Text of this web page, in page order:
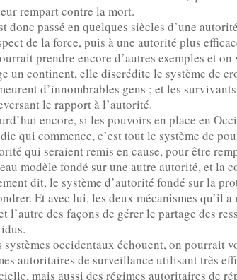
rempart contre la mort.
donc passé en quelques siècles d’une
de la force, puis à une autorité plus
prendre encore d’autres exemples et
un continent, elle discrédite le système de
d’innombrables gens ; et les
le rapport à l’autorité.
encore, si les pouvoirs en place en
qui commence, c’est tout le système de
qui seraient remis en cause, pour être
modèle fondé sur une autre autorité, et la
dit, le système d’autorité fondé sur la
Et avec lui, les deux mécanismes qu’il
l’autre des façons de gérer le partage des
systèmes occidentaux échouent, on pourrait
autoritaires de surveillance utilisant très
mais aussi des régimes autoritaires de